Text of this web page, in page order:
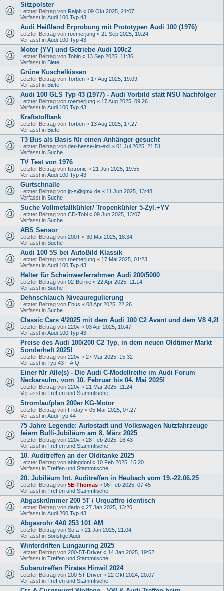
Sitzpolster
Letzter Beitrag von Ralph « 09 Okt 2025, 21:07
Verfasst in Audi 100 Typ 43
Audi Heißland Erprobung mit Prototypen Audi 100 (1976)
Letzter Beitrag von roemerjung « 21 Sep 2025, 10:24
Verfasst in Audi 100 Typ 43
Motor (YV) und Getriebe Audi 100c2
Letzter Beitrag von Tobin « 13 Sep 2025, 11:36
Verfasst in Biete
Grüne Kuschelkissen
Letzter Beitrag von Torben « 17 Aug 2025, 19:09
Verfasst in Biete
Audi 100 GLS Typ 43 (1977) - Audi Vorbild statt NSU Nachfolger
Letzter Beitrag von roemerjung « 17 Aug 2025, 09:26
Verfasst in Audi 100 Typ 43
Kraftstofftank
Letzter Beitrag von Torben « 13 Aug 2025, 17:27
Verfasst in Biete
T3 Bus als Basis für einen Anhänger gesucht
Letzter Beitrag von der-hesse-im-exil « 01 Jul 2025, 21:51
Verfasst in Suche
TV Test von 1976
Letzter Beitrag von tiptronic « 21 Jun 2025, 19:55
Verfasst in Audi 100 Typ 43
Gurtschnalle
Letzter Beitrag von jg-s@gmx.de « 11 Jun 2025, 13:48
Verfasst in Suche
Suche Vollmetallkühler/ Tropenkühler 5-Zyl.+YV
Letzter Beitrag von CD-Tobi « 09 Jun 2025, 13:07
Verfasst in Suche
ABS Sensor
Letzter Beitrag von 200T « 30 Mai 2025, 18:34
Verfasst in Suche
Audi 100 5S bei AutoBild Klassik
Letzter Beitrag von roemerjung « 17 Mai 2025, 01:23
Verfasst in Audi 100 Typ 43
Halter für Scheinwerferrahmen Audi 200/5000
Letzter Beitrag von 02-Bernie « 22 Apr 2025, 11:14
Verfasst in Suche
Dehnschlauch Niveauregulierung
Letzter Beitrag von Ebus « 08 Apr 2025, 22:26
Verfasst in Suche
Classic Cars 4/2025 mit dem Audi 100 C2 Avant und dem V8 4,2l
Letzter Beitrag von 220v « 03 Apr 2025, 10:47
Verfasst in Audi 100 Typ 43
Preise des Audi 100/200 C2 Typ, in dem neuen Oldtimer Markt
Sonderheft 2025!
Letzter Beitrag von 220v « 27 Mär 2025, 15:32
Verfasst in Typ 43 F.A.Q.
Einer für Alle(s) - Die Audi C-Modellreihe im Audi Forum
Neckarsulm, vom 10. Februar bis 04. Mai 2025!
Letzter Beitrag von 220v « 21 Mär 2025, 11:24
Verfasst in Treffen und Stammtische
Stromlaufplan 200er KG-Motor
Letzter Beitrag von Friday « 05 Mär 2025, 07:27
Verfasst in Audi Typ 44
75 Jahre Legende: Autostadt und Volkswagen Nutzfahrzeuge
feiern Bulli-Jubiläum am 8. März 2025
Letzter Beitrag von 220v « 28 Feb 2025, 16:43
Verfasst in Treffen und Stammtische
10. Auditreffen an der Olditanke 2025
Letzter Beitrag von abingdoni « 10 Feb 2025, 15:20
Verfasst in Treffen und Stammtische
20. Jubiläum Int. Auditreffen in Heubach vom 19.-22.06.25
Letzter Beitrag von 5E-Thomas « 06 Feb 2025, 07:45
Verfasst in Treffen und Stammtische
Abgaskrümmer 200 5T / Urquattro identisch
Letzter Beitrag von dario « 27 Jan 2025, 13:20
Verfasst in Audi 200 Typ 43
Abgasrohr 4A0 253 101 AM
Letzter Beitrag von Sofa « 21 Jan 2025, 21:04
Verfasst in Sonstige Audi
Winterdriften Lungauring 2025
Letzter Beitrag von 200-5T-Driver « 14 Jan 2025, 19:52
Verfasst in Treffen und Stammtische
Subarutreffen Pirates Hinwil 2024
Letzter Beitrag von 200-5T-Driver « 22 Okt 2024, 20:07
Verfasst in Treffen und Stammtische